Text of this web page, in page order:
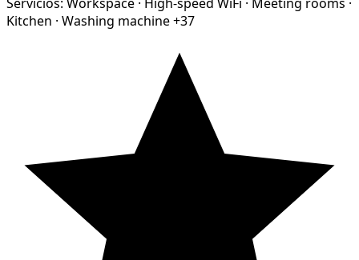
Kitchen · Washing machine+37